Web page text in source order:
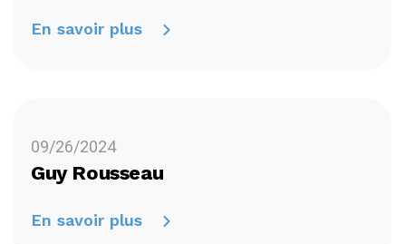
En savoir plus
09/26/2024
Guy Rousseau
En savoir plus